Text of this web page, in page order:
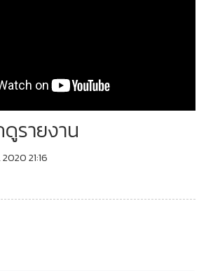
ดูรายงาน
21:16